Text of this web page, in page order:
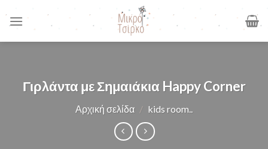
Γιρλάντα με Σημαιάκια Happy Corner
Αρχική σελίδα / kids room..